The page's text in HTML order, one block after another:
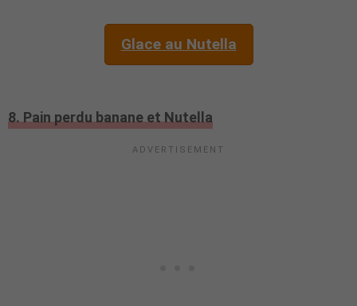
Glace au Nutella
8. Pain perdu banane et Nutella